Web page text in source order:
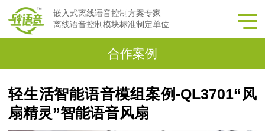
嵌入式离线语音控制方案专家
离线语音控制模块标准制定单位
合作案例
轻生活智能语音模组案例-QL3701“风
扇精灵”智能语音风扇